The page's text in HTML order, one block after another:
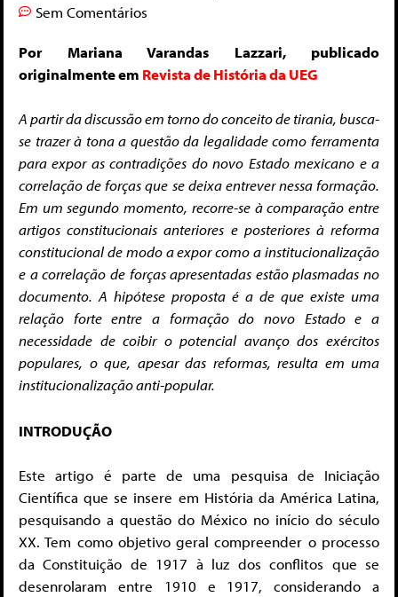
Sem Comentários
Por Mariana Varandas Lazzari, publicado
originalmente em Revista de História da UEG
A partir da discussão em torno do conceito de tirania, busca-
se trazer à tona a questão da legalidade como ferramenta
para expor as contradições do novo Estado mexicano e a
correlação de forças que se deixa entrever nessa formação.
Em um segundo momento, recorre-se à comparação entre
artigos constitucionais anteriores e posteriores à reforma
constitucional de modo a expor como a institucionalização
e a correlação de forças apresentadas estão plasmadas no
documento. A hipótese proposta é a de que existe uma
relação forte entre a formação do novo Estado e a
necessidade de coibir o potencial avanço dos exércitos
populares, o que, apesar das reformas, resulta em uma
institucionalização anti-popular.
INTRODUÇÃO
Este artigo é parte de uma pesquisa de Iniciação
Científica que se insere em História da América Latina,
pesquisando a questão do México no início do século
XX. Tem como objetivo geral compreender o processo
da Constituição de 1917 à luz dos conflitos que se
desenrolaram entre 1910 e 1917, considerando a